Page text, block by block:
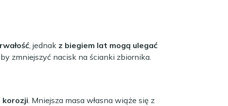
, jednak z biegiem lat mogą ulegać
zmniejszyć nacisk na ścianki zbiornika.
korozji . Mniejsza masa własna wiąże się z